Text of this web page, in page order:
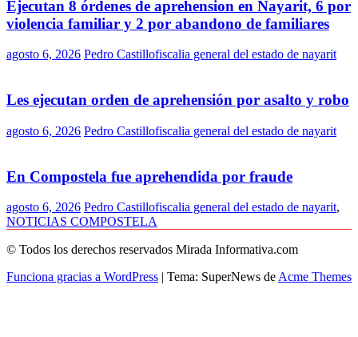
Ejecutan 8 órdenes de aprehension en Nayarit, 6 por
violencia familiar y 2 por abandono de familiares
agosto 6, 2026 Pedro Castillofiscalia general del estado de nayarit
Les ejecutan orden de aprehensión por asalto y robo
agosto 6, 2026 Pedro Castillofiscalia general del estado de nayarit
En Compostela fue aprehendida por fraude
agosto 6, 2026 Pedro Castillofiscalia general del estado de nayarit,
NOTICIAS COMPOSTELA
© Todos los derechos reservados Mirada Informativa.com
Funciona gracias a WordPress | Tema: SuperNews de Acme Themes